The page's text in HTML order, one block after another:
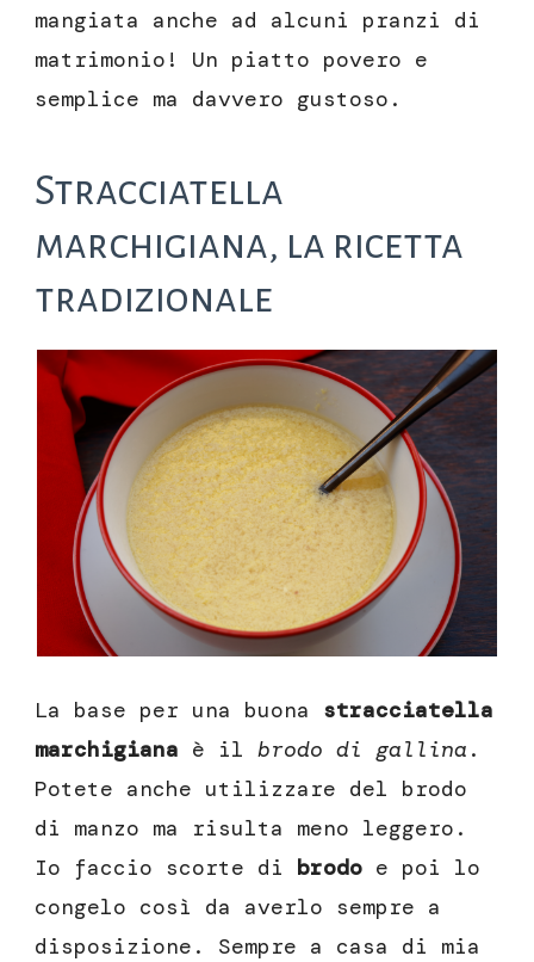
mangiata anche ad alcuni pranzi di
matrimonio! Un piatto povero e
semplice ma davvero gustoso.
Stracciatella
marchigiana, la ricetta
tradizionale
La base per una buona stracciatella
marchigiana è il brodo di gallina .
Potete anche utilizzare del brodo
di manzo ma risulta meno leggero.
Io faccio scorte di brodo e poi lo
congelo così da averlo sempre a
disposizione. Sempre a casa di mia